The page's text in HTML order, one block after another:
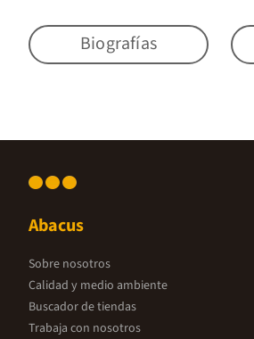
Biografías
Abacus
Sobre nosotros
Calidad y medio ambiente
Buscador de tiendas
Trabaja con nosotros